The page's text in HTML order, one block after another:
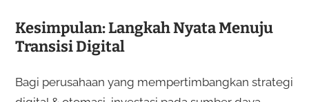
Kesimpulan: Langkah Nyata Menuju
Transisi Digital
Bagi perusahaan yang mempertimbangkan strategi